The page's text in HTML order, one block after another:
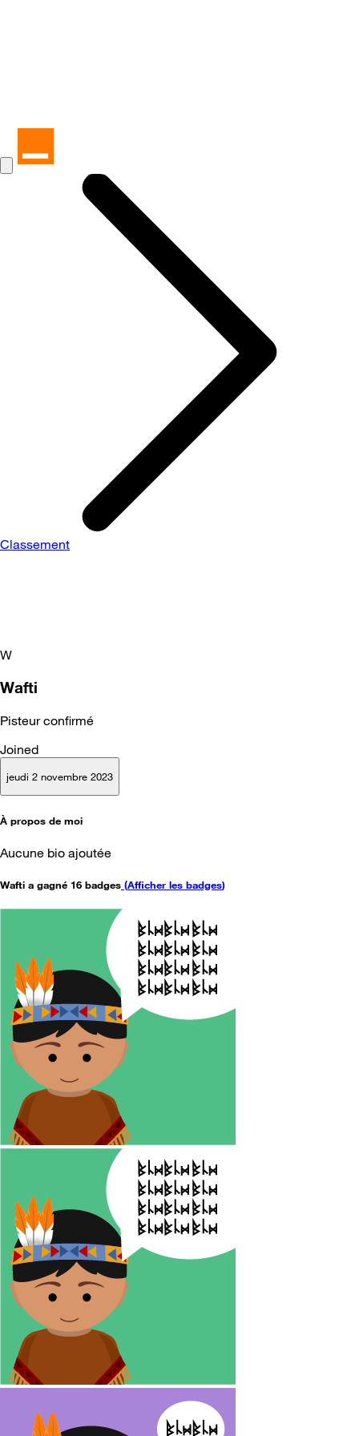
Classement
W
Wafti
Pisteur confirmé
Joined
jeudi 2 novembre 2023
À propos de moi
Aucune bio ajoutée
Wafti a gagné 16 badges (Afficher les badges)